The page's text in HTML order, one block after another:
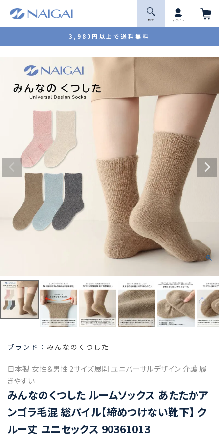
3,980円以上で送料無料
探 す ログイン
みんなのくつした
日本製 女性＆男性 2サイズ展開 ユニバーサルデザイン 介護 履
きやすい
みんなのくつした ルームソックス あたたかア
ンゴラ毛混 総パイル【締めつけない靴下】 ク
ルー丈 ユニセックス 90361013